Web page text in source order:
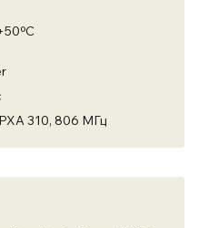
310, 806 МГц